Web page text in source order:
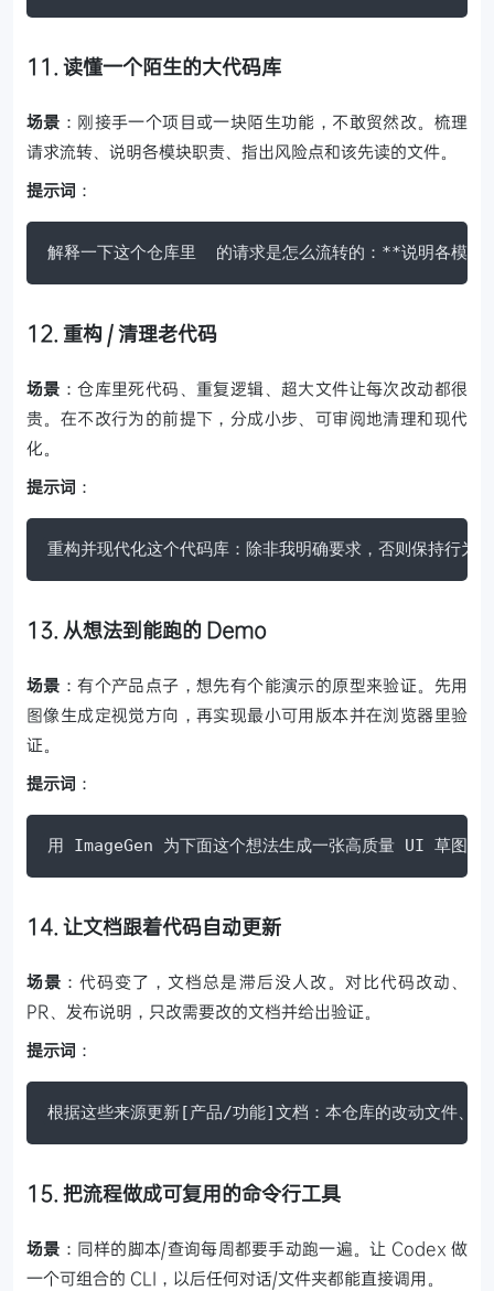
11. 读懂一个陌生的大代码库
场景 ：刚接手一个项目或一块陌生功能，不敢贸然改。梳理
请求流转、说明各模块职责、指出风险点和该先读的文件。
提示词 ：
解释一下这个仓库里  的请求是怎么流转的：**说明各模块
12. 重构 / 清理老代码
场景 ：仓库里死代码、重复逻辑、超大文件让每次改动都很
贵。在不改行为的前提下，分成小步、可审阅地清理和现代
化。
提示词 ：
重构并现代化这个代码库：除非我明确要求，否则保持行
13. 从想法到能跑的 Demo
场景 ：有个产品点子，想先有个能演示的原型来验证。先用
图像生成定视觉方向，再实现最小可用版本并在浏览器里验
证。
提示词 ：
用 ImageGen 为下面这个想法生成一张高质量 UI 草
14. 让文档跟着代码自动更新
场景 ：代码变了，文档总是滞后没人改。对比代码改动、
PR、发布说明，只改需要改的文档并给出验证。
提示词 ：
根据这些来源更新[产品/功能]文档：本仓库的改动文件、
15. 把流程做成可复用的命令行工具
场景 ：同样的脚本/查询每周都要手动跑一遍。让 Codex 做
一个可组合的 CLI，以后任何对话/文件夹都能直接调用。